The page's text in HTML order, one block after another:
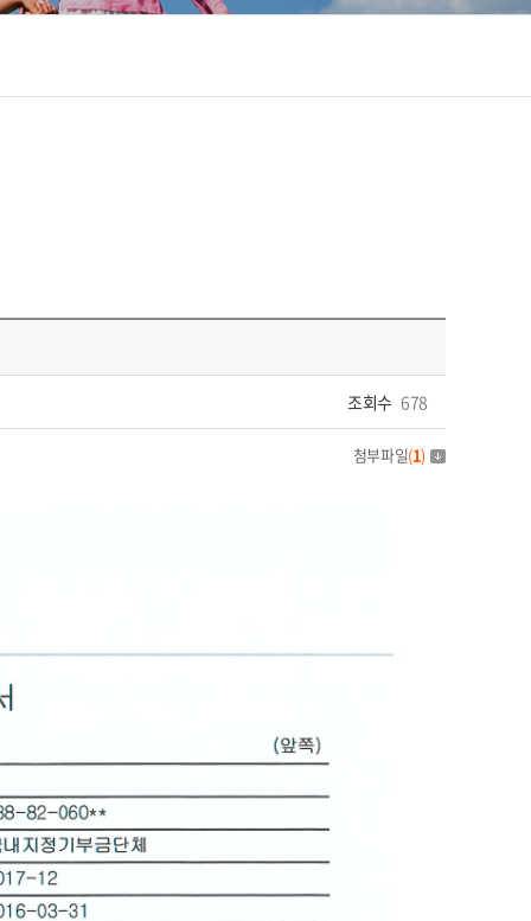
조회수 678
첨부파일(1)